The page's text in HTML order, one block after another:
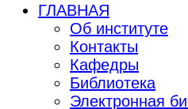
ГЛАВНАЯ
Об институте
Контакты
Кафедры
Библиотека
Электронная